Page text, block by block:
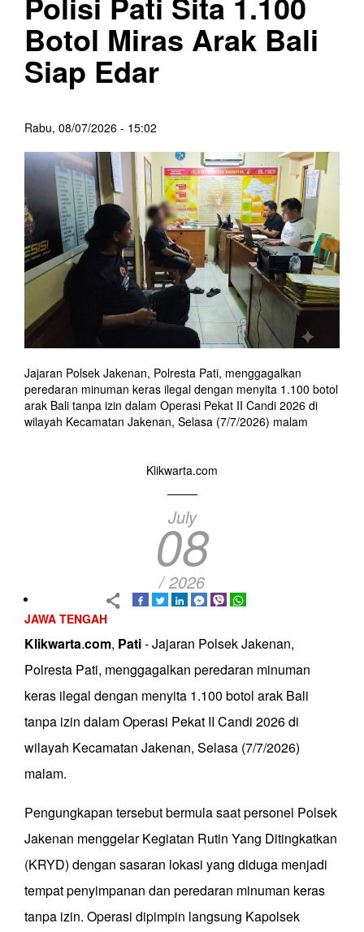
Botol Miras Arak Bali
Siap Edar
Rabu, 08/07/2026 - 15:02
Jajaran Polsek Jakenan, Polresta Pati, menggagalkan
peredaran minuman keras ilegal dengan menyita 1.100 botol
arak Bali tanpa izin dalam Operasi Pekat II Candi 2026 di
wilayah Kecamatan Jakenan, Selasa (7/7/2026) malam
Klikwarta.com
July
08
/ 2026
JAWA TENGAH
Klikwarta.com, Pati- Jajaran Polsek Jakenan,
Polresta Pati, menggagalkan peredaran minuman
keras ilegal dengan menyita 1.100 botol arak Bali
tanpa izin dalam Operasi Pekat II Candi 2026 di
wilayah Kecamatan Jakenan, Selasa (7/7/2026)
malam.
Pengungkapan tersebut bermula saat personel Polsek
Jakenan menggelar Kegiatan Rutin Yang Ditingkatkan
(KRYD) dengan sasaran lokasi yang diduga menjadi
tempat penyimpanan dan peredaran minuman keras
tanpa izin. Operasi dipimpin langsung Kapolsek